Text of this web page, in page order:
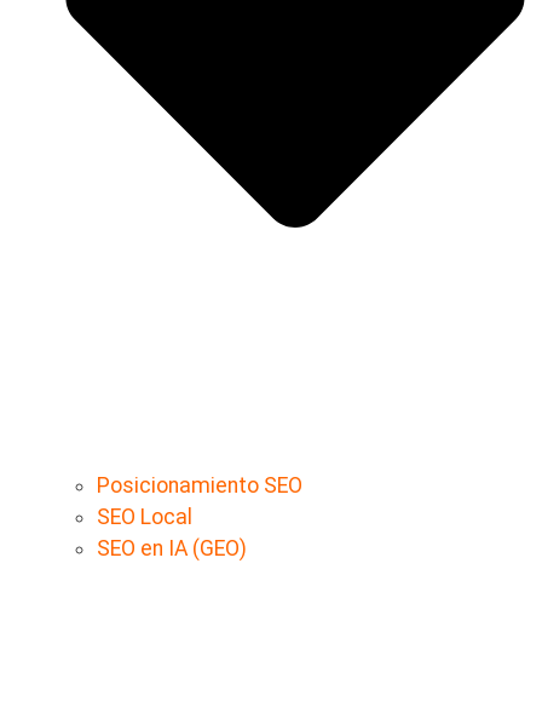
Posicionamiento SEO
SEO Local
SEO en IA (GEO)